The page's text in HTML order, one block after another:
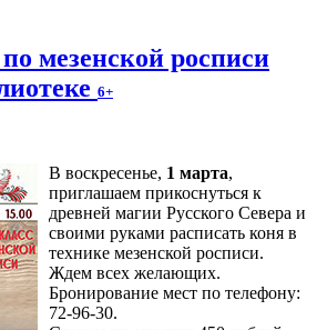
мезенской росписи
6+
В воскресенье, 1 марта,
приглашаем прикоснуться к
древней магии Русского Севера и
своими руками расписать коня в
технике мезенской росписи.
Ждем всех желающих.
Бронирование мест по телефону:
72-96-30.